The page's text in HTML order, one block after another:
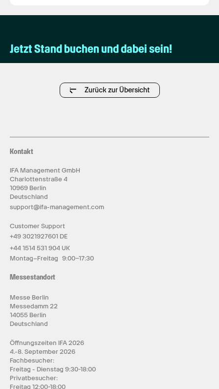
Jetzt Stand buchen und dabei sein!
Zurück zur Übersicht
Kontakt
IFA Management GmbH
Charlottenstraße 4
10969 Berlin
Deutschland
support@ifa-management.com
Customer Support
+49 3021927601 DE
+44 1514 531 904 UK
Montag–Freitag 9:00–17:30
Messestandort
Messe Berlin
Messedamm 22
14055 Berlin
Deutschland
Öffnungszeiten IFA 2026
4.-8. September 2026
Fachbesucher:
Freitag - Dienstag 9:30-18:00
Privatbesucher:
Freitag 12:00-18:00